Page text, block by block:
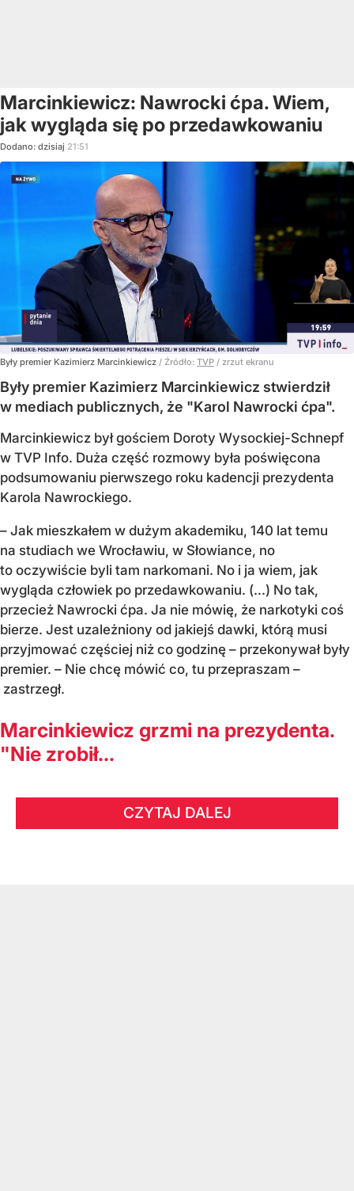
Marcinkiewicz: Nawrocki ćpa. Wiem,
jak wygląda się po przedawkowaniu
Dodano: dzisiaj 21:51
Były premier Kazimierz Marcinkiewicz / Źródło: TVP / zrzut ekranu
Były premier Kazimierz Marcinkiewicz stwierdził
w mediach publicznych, że "Karol Nawrocki ćpa".
Marcinkiewicz był gościem Doroty Wysockiej-Schnepf
w TVP Info. Duża część rozmowy była poświęcona
podsumowaniu pierwszego roku kadencji prezydenta
Karola Nawrockiego.
– Jak mieszkałem w dużym akademiku, 140 lat temu
na studiach we Wrocławiu, w Słowiance, no
to oczywiście byli tam narkomani. No i ja wiem, jak
wygląda człowiek po przedawkowaniu. (...) No tak,
przecież Nawrocki ćpa. Ja nie mówię, że narkotyki coś
bierze. Jest uzależniony od jakiejś dawki, którą musi
przyjmować częściej niż co godzinę – przekonywał były
premier. – Nie chcę mówić co, tu przepraszam –
zastrzegł.
Marcinkiewicz grzmi na prezydenta.
"Nie zrobił...
CZYTAJ DALEJ